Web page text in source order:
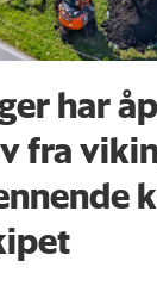
har
fra